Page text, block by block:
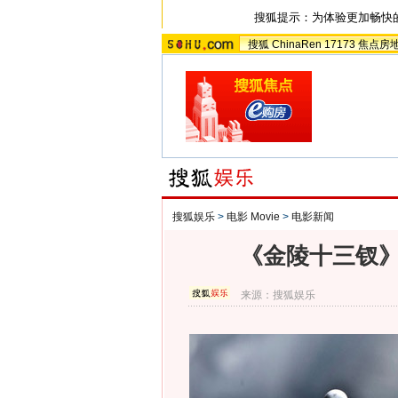
搜狐提示：为体验更加畅快
搜狐 ChinaRen 17173 焦点房
搜狐娱乐 > 电影 Movie > 电影新闻
《金陵十三钗
来源：搜狐娱乐